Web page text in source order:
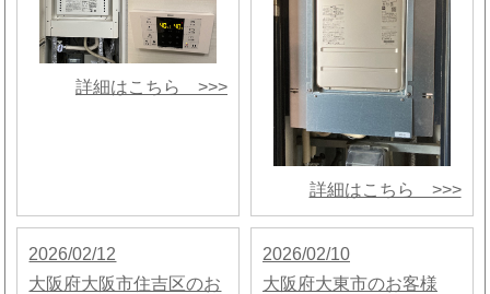
詳細はこちら >>>
詳細はこちら >>>
2026/02/12
大阪府大阪市住吉区のお
2026/02/10
大阪府大東市のお客様